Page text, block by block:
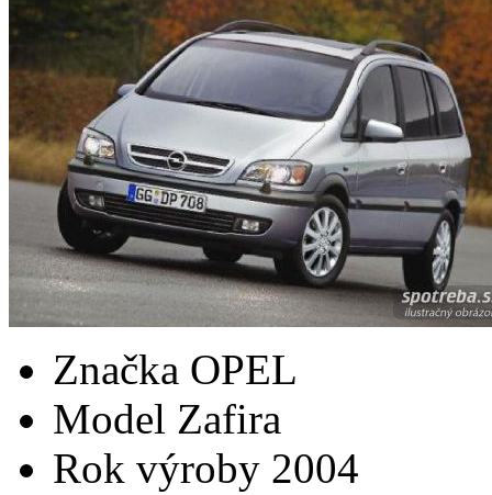
Značka OPEL
Model Zafira
Rok výroby 2004